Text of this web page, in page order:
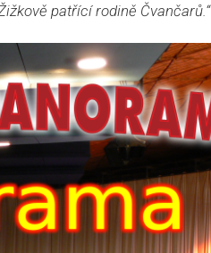
patřící rodině Čvančarů.“